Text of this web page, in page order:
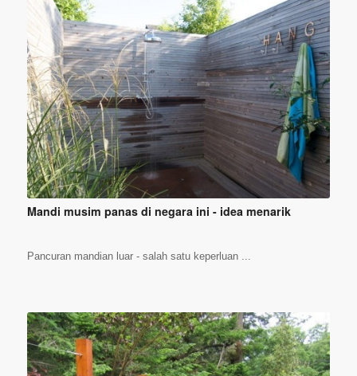
Mandi musim panas di negara ini - idea menarik
Pancuran mandian luar - salah satu keperluan ...